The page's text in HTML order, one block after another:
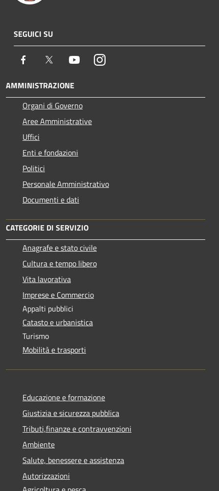
SEGUICI SU
Facebook Twitter YoutubeInstagram
AMMINISTRAZIONE
Organi di Governo
Aree Amministrative
Uffici
Enti e fondazioni
Politici
Personale Amministrativo
Documenti e dati
CATEGORIE DI SERVIZIO
Anagrafe e stato civile
Cultura e tempo libero
Vita lavorativa
Imprese e Commercio
Appalti pubblici
Catasto e urbanistica
Turismo
Mobilità e trasporti
Educazione e formazione
Giustizia e sicurezza pubblica
Tributi,finanze e contravvenzioni
Ambiente
Salute, benessere e assistenza
Autorizzazioni